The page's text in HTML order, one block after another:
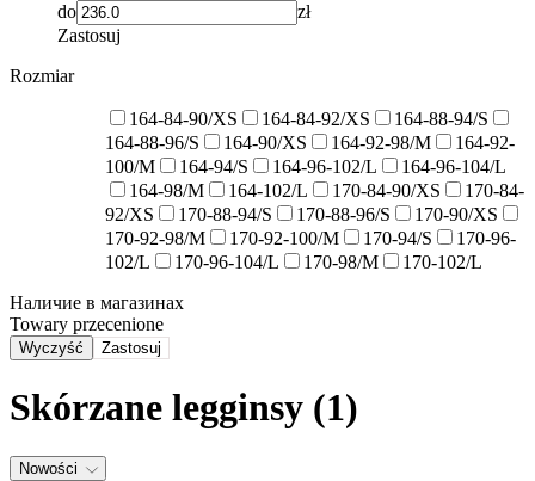
do
zł
Zastosuj
Rozmiar
164-84-90/XS 164-84-92/XS
164-88-94/S
164-88-96/S
164-90/XS 164-92-98/M
164-92-
100/M
164-94/S 164-96-102/L
164-96-104/L
164-98/M
164-102/L 170-84-90/XS
170-84-
92/XS
170-88-94/S 170-88-96/S
170-90/XS
170-92-98/M
170-92-100/M 170-94/S
170-96-
102/L
170-96-104/L 170-98/M
170-102/L
Наличие в магазинах
Towary przecenione
Wyczyść Zastosuj
Skórzane legginsy (1)
Nowości